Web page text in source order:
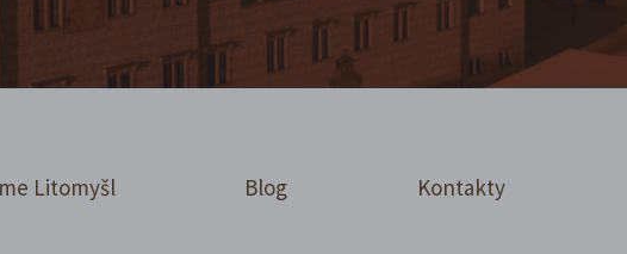
Litomyšl Blog Kontakty